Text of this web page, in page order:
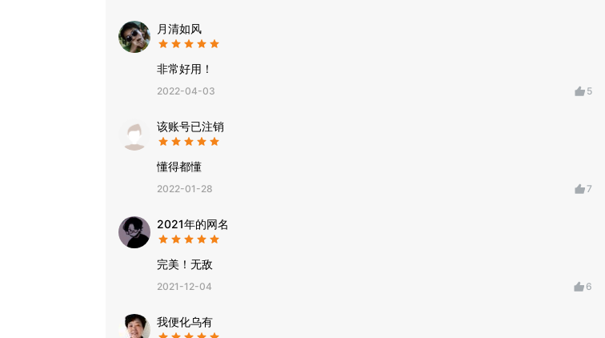
月清如风
非常好用！
2022-04-03 5
该账号已注销
懂得都懂
2022-01-28 7
2021年的网名
完美！无敌
2021-12-04 6
我便化乌有